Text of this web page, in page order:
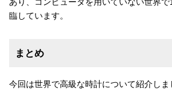
臨しています。
まとめ
今回は世界で高級な時計について紹介し